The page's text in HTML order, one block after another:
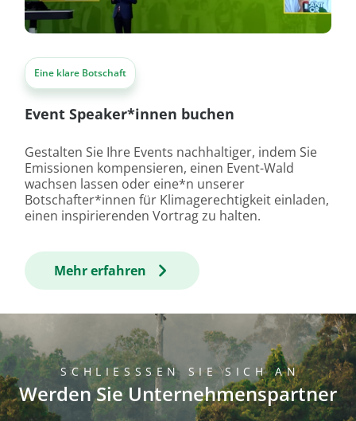
Eine klare Botschaft
Event Speaker*innen buchen
Gestalten Sie Ihre Events nachhaltiger, indem Sie
Emissionen kompensieren, einen Event-Wald
wachsen lassen oder eine*n unserer
Botschafter*innen für Klimagerechtigkeit einladen,
einen inspirierenden Vortrag zu halten.
Mehr erfahren
SCHLIESSSEN SIE SICH AN
Werden Sie Unternehmenspartner